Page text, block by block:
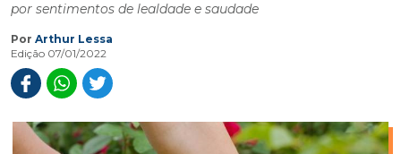
por sentimentos de lealdade e saudade
Por Arthur Lessa
Edição 07/01/2022